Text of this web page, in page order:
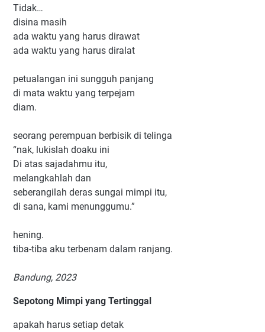
Tidak…
disina masih
ada waktu yang harus dirawat
ada waktu yang harus diralat
petualangan ini sungguh panjang
di mata waktu yang terpejam
diam.
seorang perempuan berbisik di telinga
“nak, lukislah doaku ini
Di atas sajadahmu itu,
melangkahlah dan
seberangilah deras sungai mimpi itu,
di sana, kami menunggumu.”
hening.
tiba-tiba aku terbenam dalam ranjang.
Bandung, 2023
Sepotong Mimpi yang Tertinggal
apakah harus setiap detak